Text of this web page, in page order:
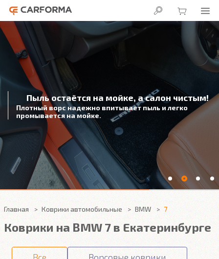
Пыль остаётся на мойке, а салон чистым!
Плотный ворс надежно впитывает пыль и легко
промывается на мойке.
Главная Коврики автомобильные BMW 7
Коврики на BMW 7 в Екатеринбурге